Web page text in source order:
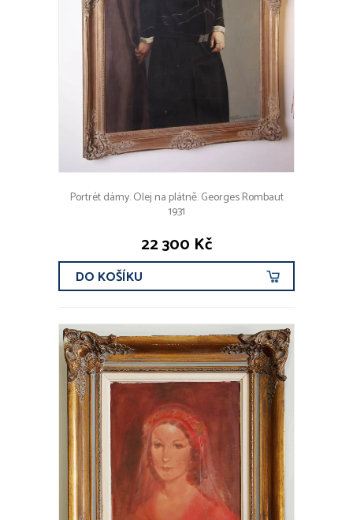
Portrét dámy. Olej na plátně. Georges Rombaut
1931
22 300 Kč
DO KOŠÍKU